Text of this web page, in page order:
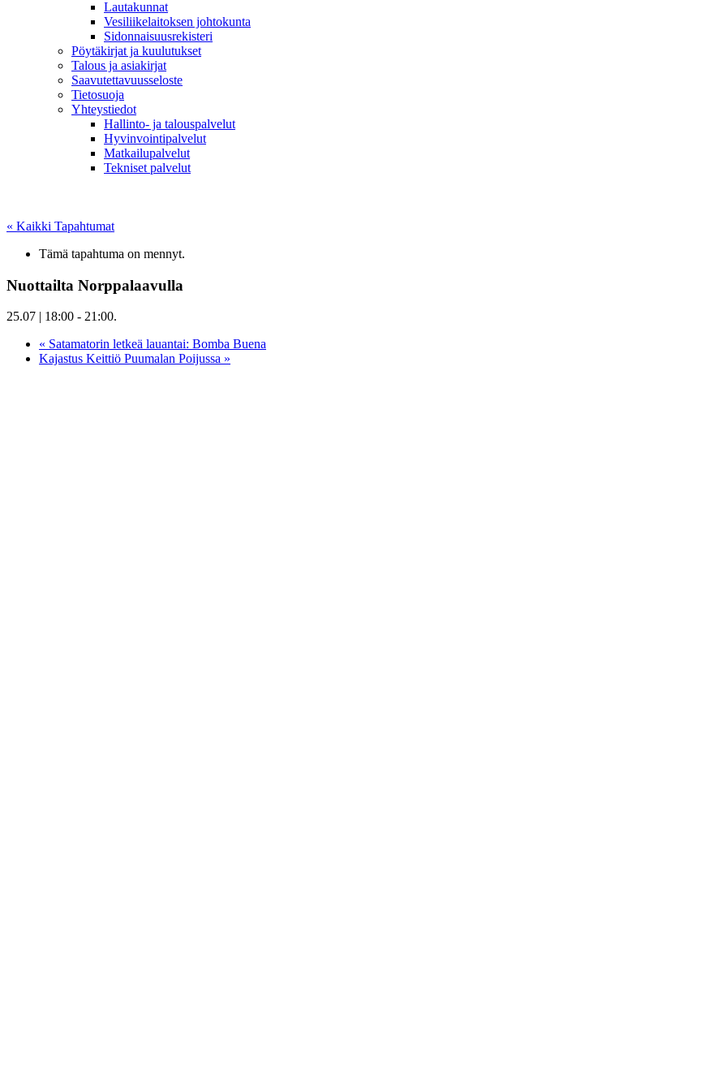
Lautakunnat
Vesiliikelaitoksen johtokunta
Sidonnaisuusrekisteri
Pöytäkirjat ja kuulutukset
Talous ja asiakirjat
Saavutettavuusseloste
Tietosuoja
Yhteystiedot
Hallinto- ja talouspalvelut
Hyvinvointipalvelut
Matkailupalvelut
Tekniset palvelut
« Kaikki Tapahtumat
Tämä tapahtuma on mennyt.
Nuottailta Norppalaavulla
25.07 | 18:00 - 21:00.
« Satamatorin letkeä lauantai: Bomba Buena
Kajastus Keittiö Puumalan Poijussa »